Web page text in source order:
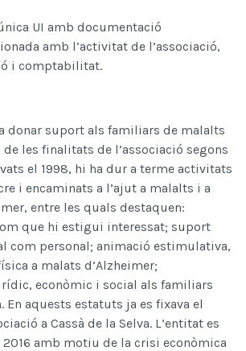
UI amb documentació
amb l’activitat de l’associació,
i comptabilitat.
donar suport als familiars de malalts
de les finalitats de l’associació segons
el 1998, hi ha dur a terme activitats
i encaminats a l’ajut a malalts i a
entre les quals destaquen:
que hi estigui interessat; suport
com personal; animació estimulativa,
a malats d’Alzheimer;
econòmic i social als familiars
En aquests estatuts ja es fixava el
a Cassà de la Selva. L’entitat es
2016 amb motiu de la crisi econòmica